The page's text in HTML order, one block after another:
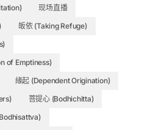
现场直播
皈依 (Taking Refuge)
of Emptiness)
緣起 (Dependent Origination)
菩提心 (Bodhichitta)